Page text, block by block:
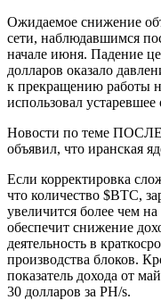
Ожидаемое снижение
сети, наблюдавшимся
начале июня. Падение
долларов оказало
к прекращению работы
использовал устаревшее
Новости по теме
объявил, что иранская
Если корректировка
что количество $BTC,
увеличится более чем
обеспечит снижение
деятельность в
производства блоков.
показатель дохода от
30 долларов за PH/s.